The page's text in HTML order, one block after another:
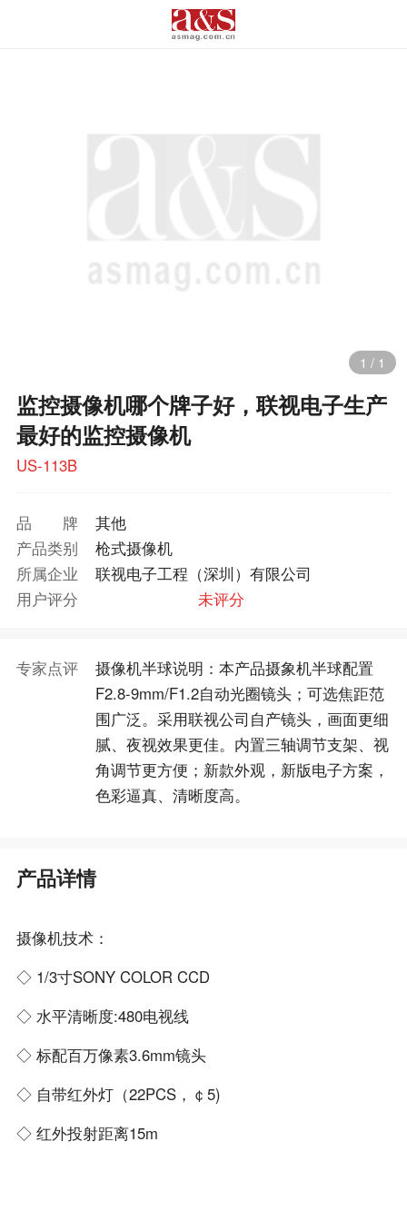
1 / 1
监控摄像机哪个牌子好，联视电子生产
最好的监控摄像机
US-113B
品牌
其他
产品类别
枪式摄像机
所属企业
联视电子工程（深圳）有限公司
用户评分
未评分
专家点评
摄像机半球说明：本产品摄象机半球配置
F2.8-9mm/F1.2自动光圈镜头；可选焦距范
围广泛。采用联视公司自产镜头，画面更细
腻、夜视效果更佳。内置三轴调节支架、视
角调节更方便；新款外观，新版电子方案，
色彩逼真、清晰度高。
产品详情
摄像机技术：
◇ 1/3寸SONY COLOR CCD
◇ 水平清晰度:480电视线
◇ 标配百万像素3.6mm镜头
◇ 自带红外灯（22PCS，￠5)
◇ 红外投射距离15m